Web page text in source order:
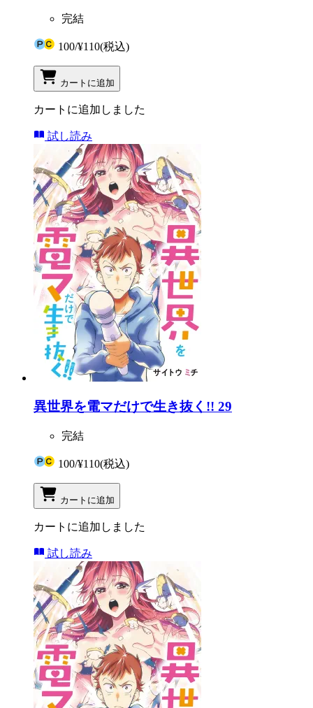
完結
100/¥110(税込)
カートに追加
カートに追加しました
試し読み
異世界を電マだけで生き抜く!! 29
完結
100/¥110(税込)
カートに追加
カートに追加しました
試し読み